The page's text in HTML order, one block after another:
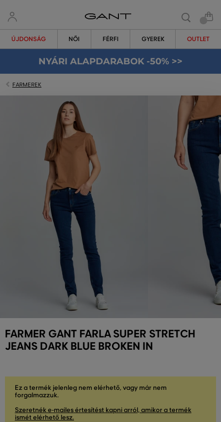
ÚJDONSÁG NŐI FÉRFI GYEREK OUTLET
NYÁRI ALAPDARABOK -50% >>
FARMEREK
FARMER GANT FARLA SUPER STRETCH
JEANS DARK BLUE BROKEN IN
Ez a termék jelenleg nem elérhető, vagy már nem
forgalmazzuk.
Szeretnék e-mailes értesítést kapni arról, amikor a termék
ismét elérhető lesz.